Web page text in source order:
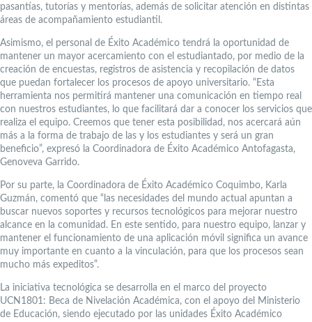
pasantías, tutorías y mentorías, además de solicitar atención en distintas
áreas de acompañamiento estudiantil.
Asimismo, el personal de Éxito Académico tendrá la oportunidad de
mantener un mayor acercamiento con el estudiantado, por medio de la
creación de encuestas, registros de asistencia y recopilación de datos
que puedan fortalecer los procesos de apoyo universitario. “Esta
herramienta nos permitirá mantener una comunicación en tiempo real
con nuestros estudiantes, lo que facilitará dar a conocer los servicios que
realiza el equipo. Creemos que tener esta posibilidad, nos acercará aún
más a la forma de trabajo de las y los estudiantes y será un gran
beneficio”, expresó la Coordinadora de Éxito Académico Antofagasta,
Genoveva Garrido.
Por su parte, la Coordinadora de Éxito Académico Coquimbo, Karla
Guzmán, comentó que “las necesidades del mundo actual apuntan a
buscar nuevos soportes y recursos tecnológicos para mejorar nuestro
alcance en la comunidad. En este sentido, para nuestro equipo, lanzar y
mantener el funcionamiento de una aplicación móvil significa un avance
muy importante en cuanto a la vinculación, para que los procesos sean
mucho más expeditos”.
La iniciativa tecnológica se desarrolla en el marco del proyecto
UCN1801: Beca de Nivelación Académica, con el apoyo del Ministerio
de Educación, siendo ejecutado por las unidades Éxito Académico